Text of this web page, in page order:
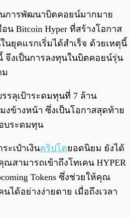
การพัฒนาบิตคอยน์มากมาย
น Bitcoin Hyper ที่สร้างโอกาส
ยุคแรกเริ่มได้สำเร็จ ด้วยเหตุนี้
จึงเป็นการลงทุนในบิตคอยน์รุ่น
ม
รรลุเป้าระดมทุนที่ 7 ล้าน
งข้างหน้า ซึ่งเป็นโอกาสสุดท้าย
บระดมทุน
ระเป๋าเงินคริปโตยอดนิยม ยังได้
สามารถเข้าถึงโทเคน HYPER
Tokens ซึ่งช่วยให้คุณ
ได้อย่างง่ายดาย เมื่อถึงเวลา